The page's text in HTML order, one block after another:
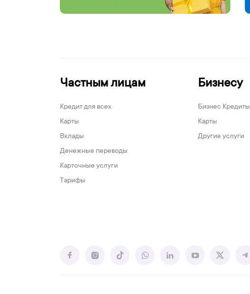
Частным лицам
Кредит для всех
Карты
Вклады
Денежные переводы
Карточные услуги
Тарифы
Бизнесу
Бизнес Кредиты
Карты
Другие услуги